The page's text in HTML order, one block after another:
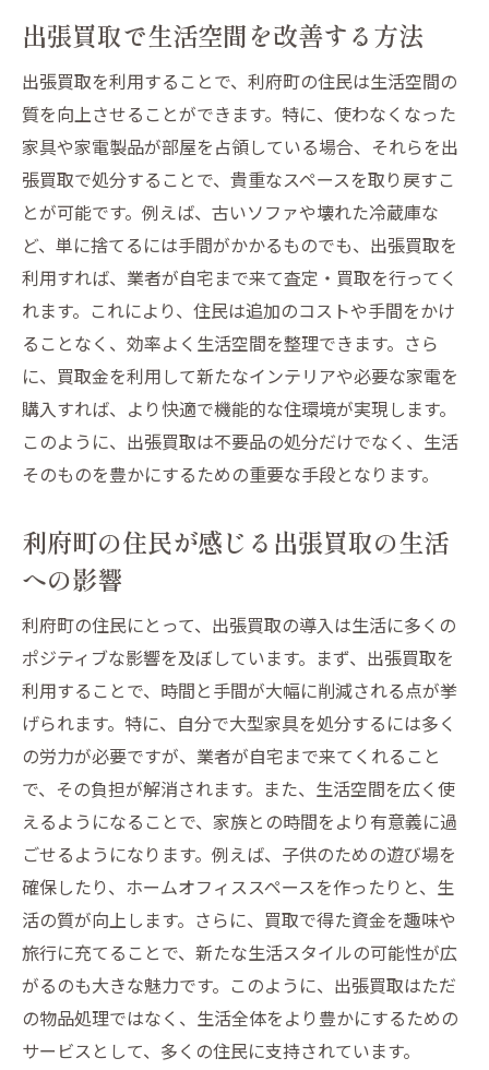
出張買取で生活空間を改善する方法
出張買取を利用することで、利府町の住民は生活空間の
質を向上させることができます。特に、使わなくなった
家具や家電製品が部屋を占領している場合、それらを出
張買取で処分することで、貴重なスペースを取り戻すこ
とが可能です。例えば、古いソファや壊れた冷蔵庫な
ど、単に捨てるには手間がかかるものでも、出張買取を
利用すれば、業者が自宅まで来て査定・買取を行ってく
れます。これにより、住民は追加のコストや手間をかけ
ることなく、効率よく生活空間を整理できます。さら
に、買取金を利用して新たなインテリアや必要な家電を
購入すれば、より快適で機能的な住環境が実現します。
このように、出張買取は不要品の処分だけでなく、生活
そのものを豊かにするための重要な手段となります。
利府町の住民が感じる出張買取の生活
への影響
利府町の住民にとって、出張買取の導入は生活に多くの
ポジティブな影響を及ぼしています。まず、出張買取を
利用することで、時間と手間が大幅に削減される点が挙
げられます。特に、自分で大型家具を処分するには多く
の労力が必要ですが、業者が自宅まで来てくれること
で、その負担が解消されます。また、生活空間を広く使
えるようになることで、家族との時間をより有意義に過
ごせるようになります。例えば、子供のための遊び場を
確保したり、ホームオフィススペースを作ったりと、生
活の質が向上します。さらに、買取で得た資金を趣味や
旅行に充てることで、新たな生活スタイルの可能性が広
がるのも大きな魅力です。このように、出張買取はただ
の物品処理ではなく、生活全体をより豊かにするための
サービスとして、多くの住民に支持されています。